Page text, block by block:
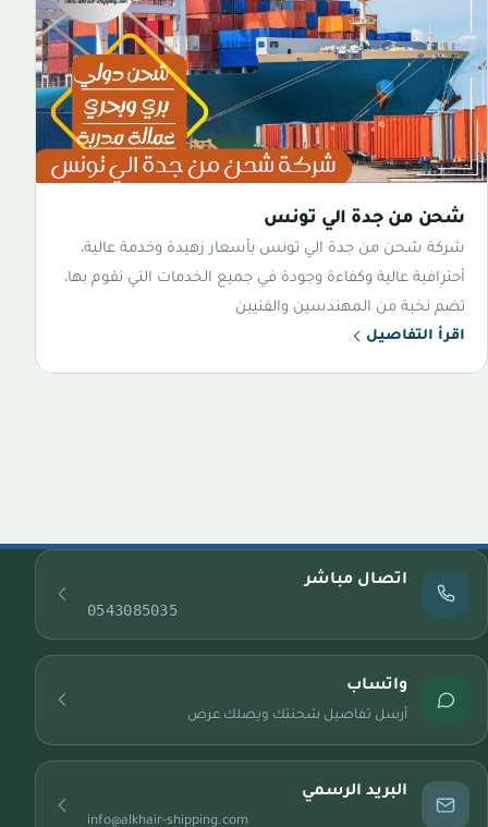
شحن من جدة الي تونس
شركة شحن من جدة الي تونس بأسعار زهيدة وخدمة عالية،
أحترافية عالية وكفاءة وجودة في جميع الخدمات التي نقوم بها،
تضم نخبة من المهندسين والفنيين
اقرأ التفاصيل
اتصال مباشر
0543085035
واتساب
أرسل تفاصيل شحنتك ويصلك عرض
البريد الرسمي
info@alkhair-shipping.com